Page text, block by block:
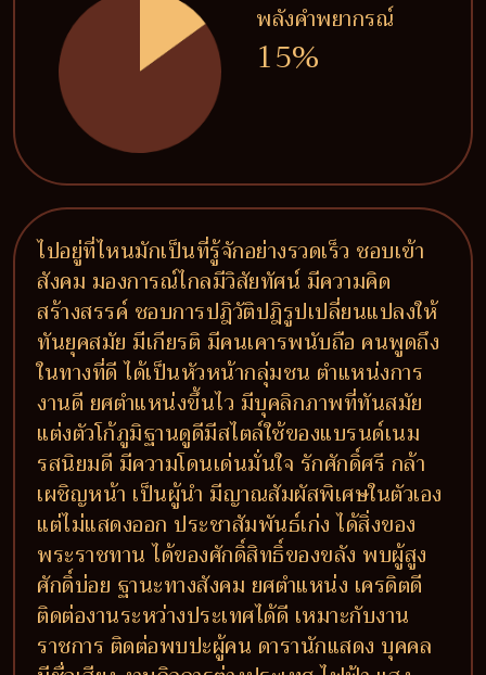
พลังคำพยากรณ์
15%
ไปอยู่ที่ไหนมักเป็นที่รู้จักอย่างรวดเร็ว ชอบเข้า
สังคม มองการณ์ไกลมีวิสัยทัศน์ มีความคิด
สร้างสรรค์ ชอบการปฎิวัติปฎิรูปเปลี่ยนแปลงให้
ทันยุคสมัย มีเกียรติ มีคนเคารพนับถือ คนพูดถึง
ในทางที่ดี ได้เป็นหัวหน้ากลุ่มชน ตำแหน่งการ
งานดี ยศตำแหน่งขึ้นไว มีบุคลิกภาพที่ทันสมัย
แต่งตัวโก้ภูมิฐานดูดีมีสไตล์ใช้ของแบรนด์เนม
รสนิยมดี มีความโดนเด่นมั่นใจ รักศักดิ์ศรี กล้า
เผชิญหน้า เป็นผู้นำ มีญาณสัมผัสพิเศษในตัวเอง
แต่ไม่แสดงออก ประชาสัมพันธ์เก่ง ได้สิ่งของ
พระราชทาน ได้ของศักดิ์สิทธิ์ของขลัง พบผู้สูง
ศักดิ์บ่อย ฐานะทางสังคม ยศตำแหน่ง เครดิตดี
ติดต่องานระหว่างประเทศได้ดี เหมาะกับงาน
ราชการ ติดต่อพบปะผู้คน ดารานักแสดง บุคคล